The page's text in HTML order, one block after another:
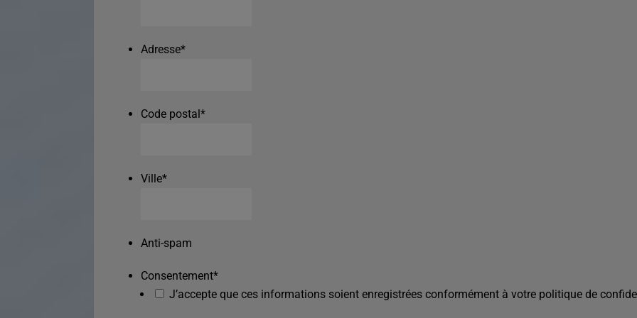
Adresse*
Code postal*
Ville*
Anti-spam
Consentement*
J’accepte que ces informations soient enregistrées conformément à votre politique de